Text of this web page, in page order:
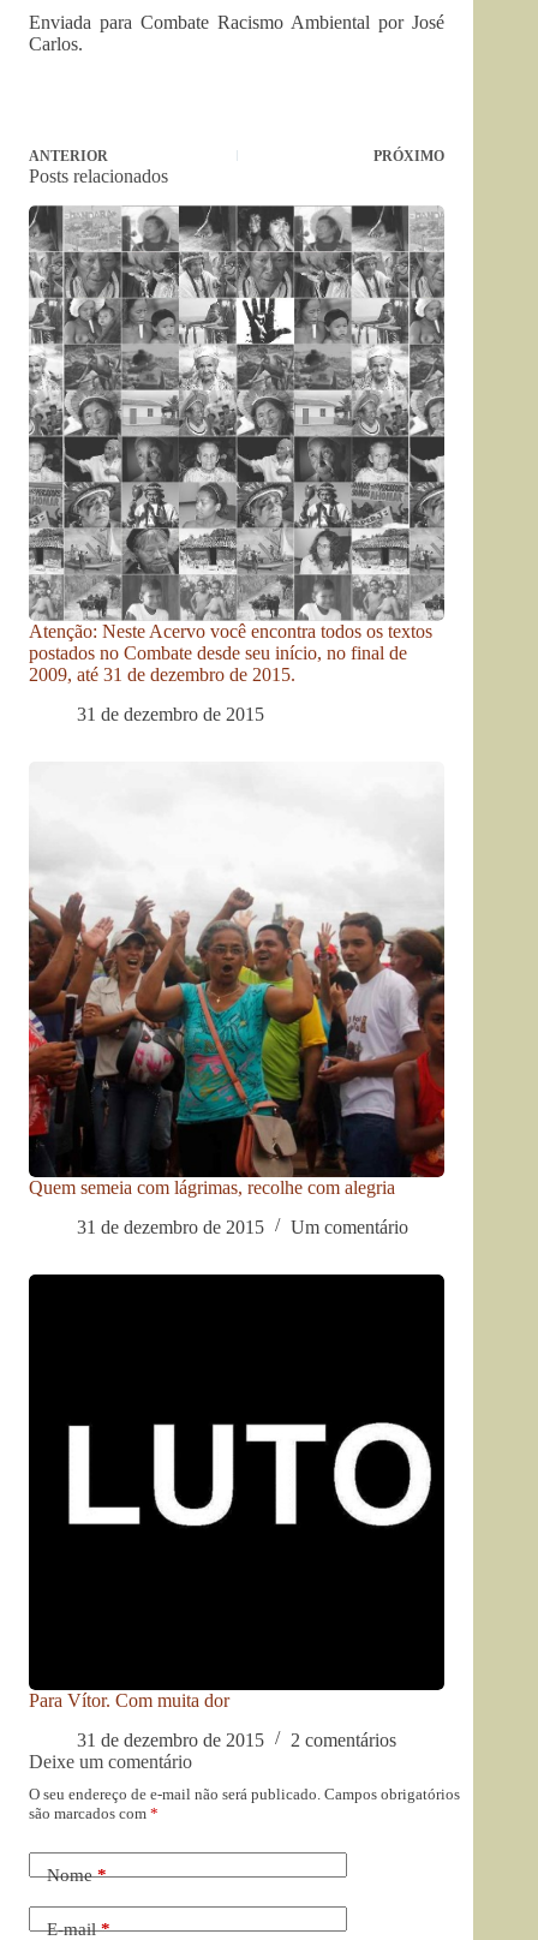
Enviada para Combate Racismo Ambiental por José
Carlos.
ANTERIOR PRÓXIMO
Posts relacionados
Atenção: Neste Acervo você encontra todos os textos
postados no Combate desde seu início, no final de
2009, até 31 de dezembro de 2015.
31 de dezembro de 2015
Quem semeia com lágrimas, recolhe com alegria
31 de dezembro de 2015
Um comentário
Para Vítor. Com muita dor
31 de dezembro de 2015
2 comentários
Deixe um comentário
O seu endereço de e-mail não será publicado. Campos obrigatórios
são marcados com *
Nome*
E-mail*